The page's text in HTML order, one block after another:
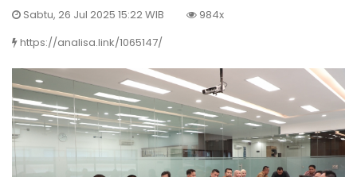
Sabtu, 26 Jul 2025 15:22 WIB
984x
https://analisa.link/1065147/